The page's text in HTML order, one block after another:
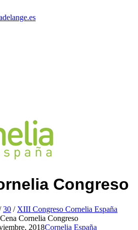
Congreso
30 / XIII Congreso Cornelia España
Cornelia Congreso
2018Cornelia España